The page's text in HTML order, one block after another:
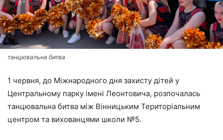
танцювальна битва
1 червня, до Міжнародного дня захисту дітей у
Центральному парку імені Леонтовича, розпочалась
танцювальна битва між Вінницьким Територіальним
центром та вихованцями школи №5.